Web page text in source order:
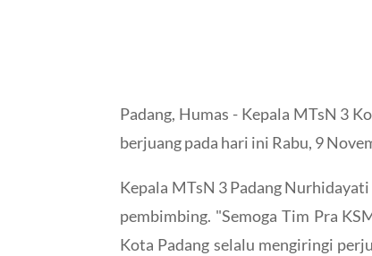
Padang, Humas - Kepala MTsN 3
berjuang pada hari ini Rabu, 9
Kepala MTsN 3 Padang
pembimbing. "Semoga Tim Pra
Kota Padang selalu mengiringi